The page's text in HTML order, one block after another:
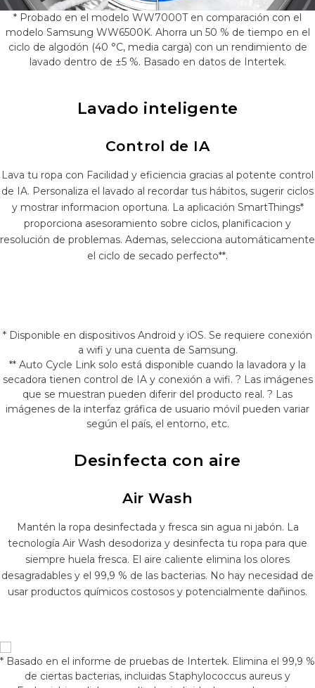
* Probado en el modelo WW7000T en comparación con el
modelo Samsung WW6500K. Ahorra un 50 % de tiempo en el
ciclo de algodón (40 °C, media carga) con un rendimiento de
lavado dentro de ±5 %. Basado en datos de Intertek.
Lavado inteligente
Control de IA
Lava tu ropa con Facilidad y eficiencia gracias al potente control
de IA. Personaliza el lavado al recordar tus hábitos, sugerir ciclos
y mostrar informacion oportuna. La aplicación SmartThings*
proporciona asesoramiento sobre ciclos, planificacion y
resolución de problemas. Ademas, selecciona automáticamente
el ciclo de secado perfecto**.
* Disponible en dispositivos Android y iOS. Se requiere conexión
a wifi y una cuenta de Samsung.
** Auto Cycle Link solo está disponible cuando la lavadora y la
secadora tienen control de IA y conexión a wifi. ? Las imágenes
que se muestran pueden diferir del producto real. ? Las
imágenes de la interfaz gráfica de usuario móvil pueden variar
según el país, el entorno, etc.
Desinfecta con aire
Air Wash
Mantén la ropa desinfectada y fresca sin agua ni jabón. La
tecnología Air Wash desodoriza y desinfecta tu ropa para que
siempre huela fresca. El aire caliente elimina los olores
desagradables y el 99,9 % de las bacterias. No hay necesidad de
usar productos químicos costosos y potencialmente dañinos.
* Basado en el informe de pruebas de Intertek. Elimina el 99,9 %
de ciertas bacterias, incluidas Staphylococcus aureus y